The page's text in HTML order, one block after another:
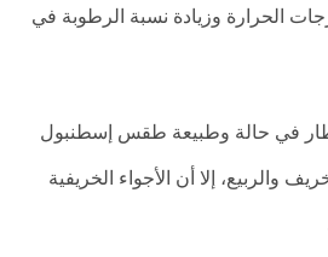
الحرارة وزيادة نسبة الرطوبة في
في حالة وطبيعة طقس إسطنبول
والربيع، إلا أن الأجواء الخريفية